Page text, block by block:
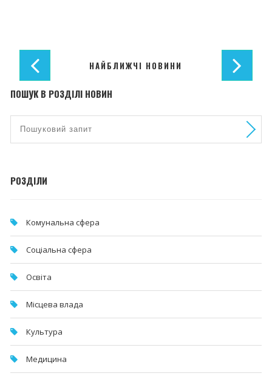
НАЙБЛИЖЧІ НОВИНИ
ПОШУК В РОЗДІЛІ НОВИН
РОЗДІЛИ
Комунальна cфера
Соціальна сфера
Освіта
Місцева влада
Культура
Медицина